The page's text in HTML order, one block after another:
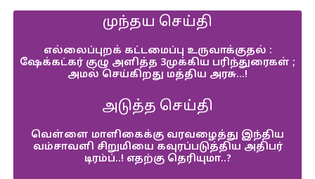
முந்தய செய்தி
எல்லைப்புறக் கட்டமைப்பு உருவாக்குதல் :
ஷேக்கட்கர் குழு அளித்த 3முக்கிய பரிந்துரைகள் ;
அமல் செய்கிறது மத்திய அரசு…!
அடுத்த செய்தி
வெள்ளை மாளிகைக்கு வரவழைத்து இந்திய
வம்சாவளி சிறுமியை கவுரப்படுத்திய அதிபர்
டிரம்ப்..! எதற்கு தெரியுமா..?